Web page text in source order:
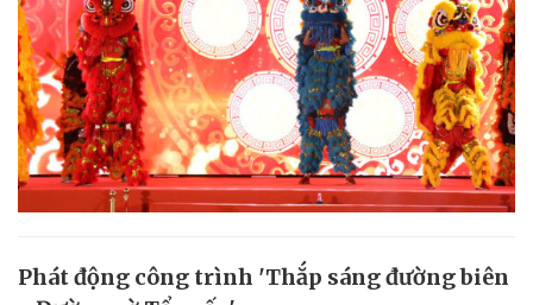
Phát động công trình 'Thắp sáng đường biên